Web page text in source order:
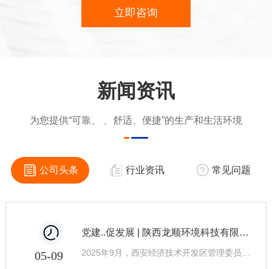
立即咨询
新闻资讯
为您提供“可靠、 、舒适、便捷”的生产和生活环境
公司头条 行业资讯 常见问题
05-09
党建..促发展 | 陕西龙顺环境科技有限公司非公企业临时党支部正式成立！